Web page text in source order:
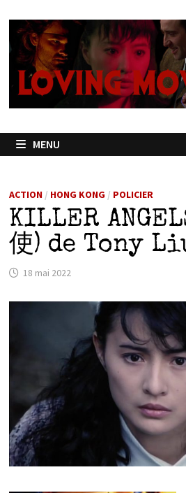
contenu
MENU
ACTION/ HONG KONG/ POLICIER
KILLER
使) de Tony
18 mai 2022